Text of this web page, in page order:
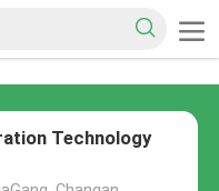
Technology